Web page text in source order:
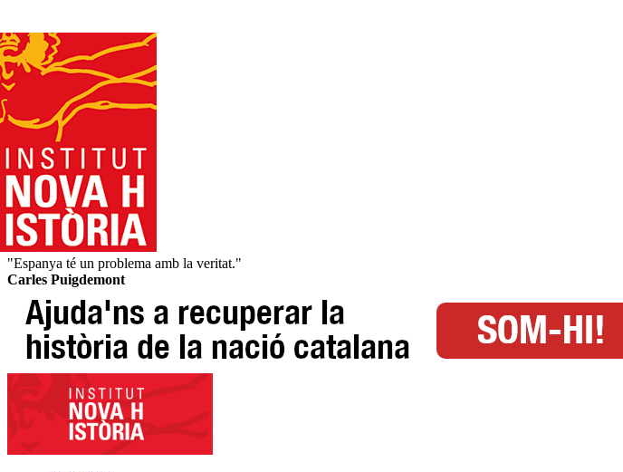
"Espanya té un problema amb la veritat."
Carles Puigdemont